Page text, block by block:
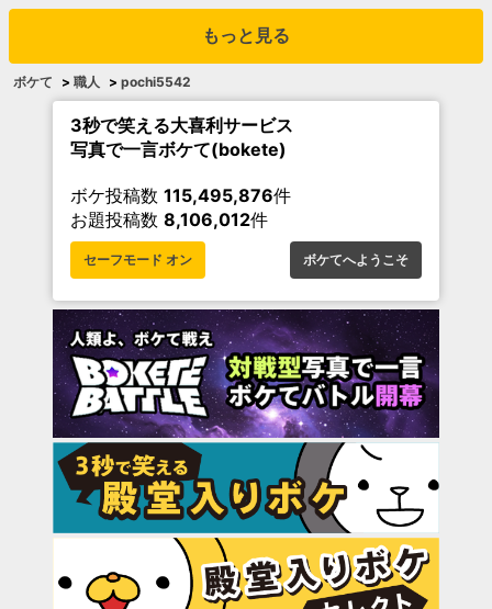
もっと見る
ボケて > 職人 > pochi5542
3秒で笑える大喜利サービス
写真で一言ボケて(bokete)
ボケ投稿数 115,495,876件
お題投稿数 8,106,012件
セーフモード オン ボケてへようこそ